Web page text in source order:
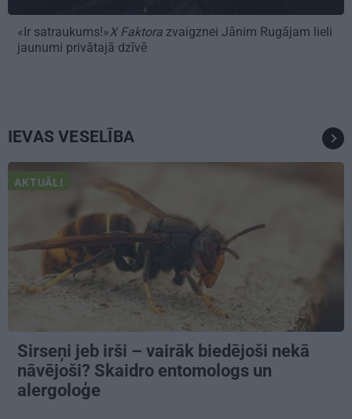
«Ir satraukums!»X Faktora zvaigznei Jānim Rugājam lieli
jaunumi privātajā dzīvē
IEVAS VESELĪBA
AKTUĀLI
Sirseņi jeb irši – vairāk biedējoši nekā
nāvējoši? Skaidro entomologs un
alergoloģe